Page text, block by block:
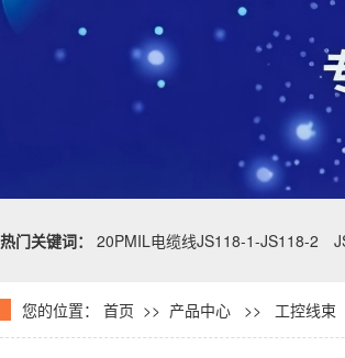
热门关键词： 20PMIL电缆线JS118-1-JS118-2
您的位置： 首页 >> 产品中心 >> 工控线束